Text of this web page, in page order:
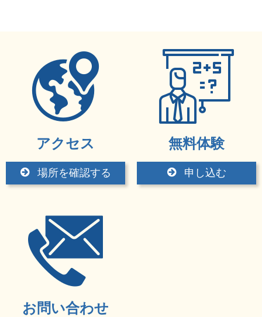
アクセス
場所を確認する
無料体験
申し込む
お問い合わせ